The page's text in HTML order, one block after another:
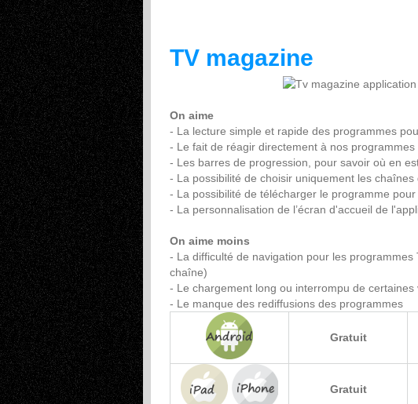
TV magazine
On aime
- La lecture simple et rapide des programmes
- Le fait de réagir directement à nos
- Les barres de progression, pour savoir où en
- La possibilité de choisir uniquement les chaînes
- La possibilité de télécharger le programme
- La personnalisation de l’écran d'accueil de
On aime moins
- La difficulté de navigation pour les
chaîne)
- Le chargement long ou interrompu de certaines
- Le manque des rediffusions des programmes
Gratuit
Gratuit